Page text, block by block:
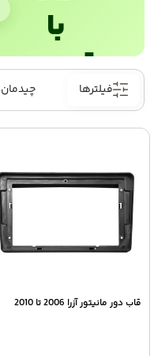
با
ترب‌پی
فیلترها
قاب دور مانیتور آزرا 2006 تا 2010